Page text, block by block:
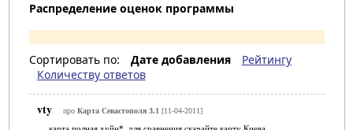
Распределение оценок программы
Сортировать по: Дате добавления
Рейтингу
Количеству ответов
vty про Карта Севастополя 3.1 [11-04-2011]